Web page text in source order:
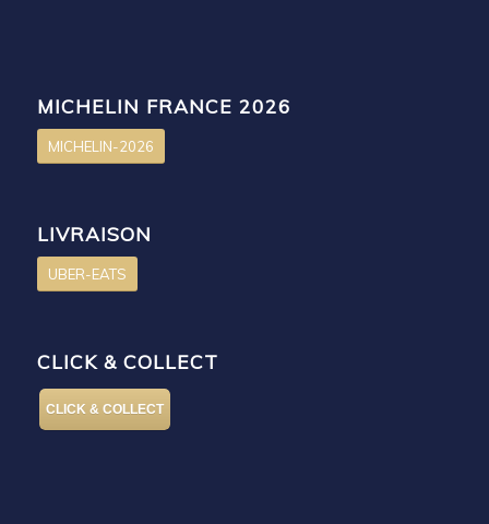
MICHELIN FRANCE 2026
MICHELIN-2026
LIVRAISON
UBER-EATS
CLICK & COLLECT
CLICK & COLLECT